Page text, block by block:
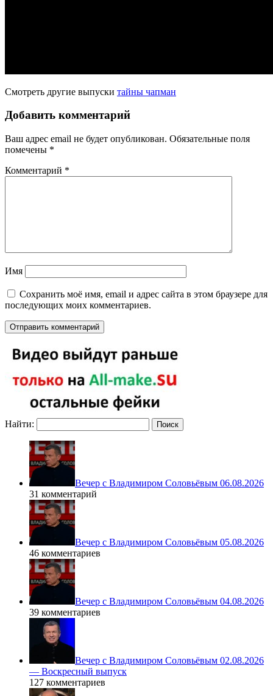
Смотреть другие выпуски тайны чапман
Добавить комментарий
Ваш адрес email не будет опубликован. Обязательные поля
помечены *
Комментарий *
Имя
Сохранить моё имя, email и адрес сайта в этом браузере для
последующих моих комментариев.
Найти:
Вечер с Владимиром Соловьёвым 06.08.2026
31 комментарий
Вечер с Владимиром Соловьёвым 05.08.2026
46 комментариев
Вечер с Владимиром Соловьёвым 04.08.2026
39 комментариев
Вечер с Владимиром Соловьёвым 02.08.2026
— Воскресный выпуск
127 комментариев